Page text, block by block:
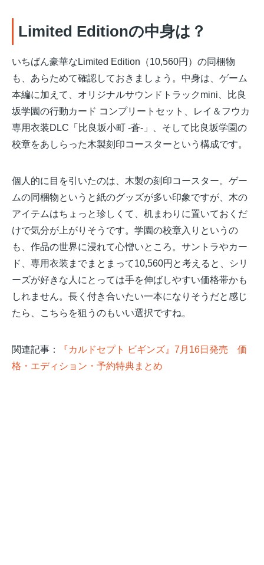
Limited Editionの中身は？
いちばん豪華なLimited Edition（10,560円）の同梱物
も、あらためて確認しておきましょう。中身は、ゲーム
本編に加えて、オリジナルサウンドトラックmini、比良
坂学園の行動カード コンプリートセット、レイ＆フウカ
専用衣装DLC「比良坂小町 -蒼-」、そして比良坂学園の
校章をあしらった木製刻印コースターという構成です。
個人的に目を引いたのは、木製の刻印コースター。ゲー
ムの同梱物というと紙のグッズが多い印象ですが、木の
アイテムはちょっと珍しくて、机まわりに置いておくだ
けで気分が上がりそうです。学園の校章入りというの
も、作品の世界に浸れて心憎いところ。サントラやカー
ド、専用衣装までまとまって10,560円と考えると、シリ
ーズが好きな人にとっては手を伸ばしやすい価格帯かも
しれません。長く付き合いたい一本になりそうだと感じ
たら、こちらを狙うのもいい選択ですね。
関連記事：
『カルドセプト ビギンズ』7月16日発売 価
格・エディション・予約特典まとめ